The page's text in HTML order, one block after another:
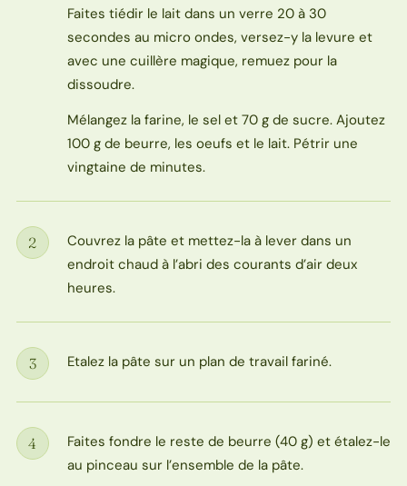
Faites tiédir le lait dans un verre 20 à 30
secondes au micro ondes, versez-y la levure et
avec une cuillère magique, remuez pour la
dissoudre.
Mélangez la farine, le sel et 70 g de sucre. Ajoutez
100 g de beurre, les oeufs et le lait. Pétrir une
vingtaine de minutes.
Étape
2
Couvrez la pâte et mettez-la à lever dans un
endroit chaud à l’abri des courants d’air deux
heures.
Étape
3 Etalez la pâte sur un plan de travail fariné.
Étape
4
Faites fondre le reste de beurre (40 g) et étalez-le
au pinceau sur l’ensemble de la pâte.